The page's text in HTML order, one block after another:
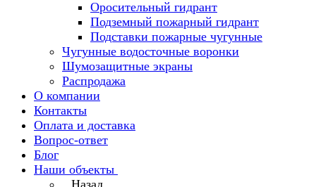
Оросительный гидрант
Подземный пожарный гидрант
Подставки пожарные чугунные
Чугунные водосточные воронки
Шумозащитные экраны
Распродажа
О компании
Контакты
Оплата и доставка
Вопрос-ответ
Блог
Наши объекты
Назад